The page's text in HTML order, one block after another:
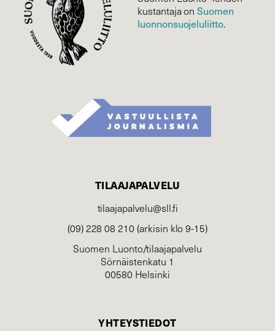
kustantaja onSuomen
luonnonsuojelu­liitto.
TILAAJAPALVELU
tilaajapalvelu@sll.fi
(09) 228 08 210 (arkisin klo 9-15)
Suomen Luonto/tilaajapalvelu
Sörnäistenkatu 1
00580 Helsinki
YHTEYSTIEDOT